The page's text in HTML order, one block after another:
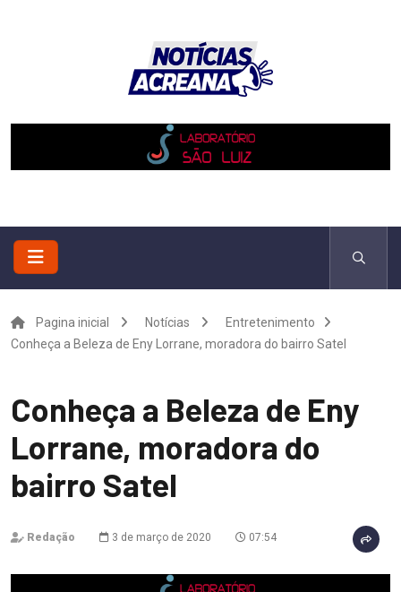
Pagina inicial Notícias
Entretenimento
Conheça a Beleza de Eny Lorrane, moradora do bairro Satel
Conheça a Beleza de Eny
Lorrane, moradora do
bairro Satel
Redação 3 de março de 2020 07:54